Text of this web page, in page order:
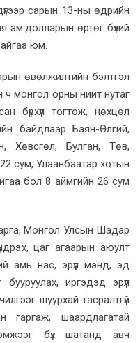
сарын 13-ны өдрийн
ам.долларын өртөг бүхий
юм.
өвөлжилтийн бэлтгэл
ч монгол орны нийт нутаг
бүрхүүл тогтож, нөхцөл
байдлаар Баян-Өлгий,
Хөвсгөл, Булган, Төв,
сум, Улаанбаатар хотын
бол 8 аймгийн 26 сум
Монгол Улсын Шадар
цаг агаарын аюулт
амь нас, эрүүл мэнд, эд
иргэдэд эрүүл
шуурхай тасралтгүй
гаргаж, шаардлагатай
бүх шатанд авч